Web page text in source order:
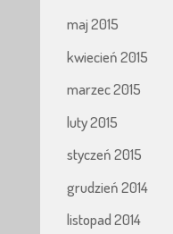
maj 2015
kwiecień 2015
marzec 2015
luty 2015
styczeń 2015
grudzień 2014
listopad 2014